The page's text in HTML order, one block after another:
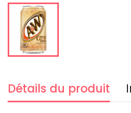
Détails du produit